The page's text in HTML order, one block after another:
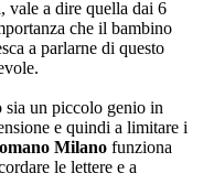
vale a dire quella dai 6
che il bambino
a parlarne di questo
un piccolo genio in
e quindi a limitare i
Milano funziona
le lettere e a